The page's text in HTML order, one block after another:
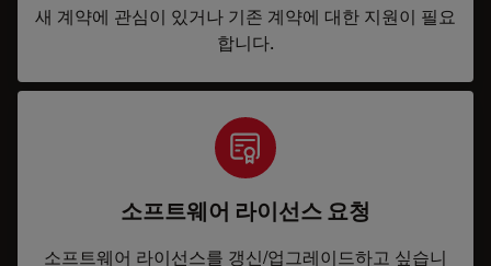
새 계약에 관심이 있거나 기존 계약에 대한 지원이 필요
합니다.
소프트웨어 라이선스 요청
소프트웨어 라이선스를 갱신/업그레이드하고 싶습니